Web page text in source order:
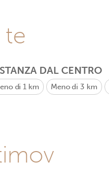
DAL CENTRO
di 1 km Meno di 3 km